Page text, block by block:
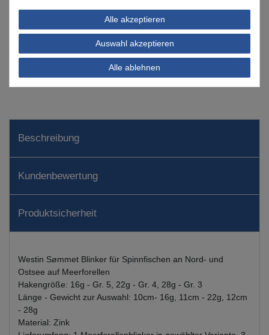
In den Warenkorb
Beschreibung
Kundenbewertung
Produktsicherheit
Westin Sømmet Blinker für Spinnfischen an Nord- und
Ostsee auf Meerforellen
Hakengröße: 16g - Gr. 5, 22g - Gr. 4, 28g - Gr. 3
Länge - Gewicht zur Auswahl: 10cm- 16g, 11cm - 22g, 12cm
- 28g
Material: Zink
Alle akzeptieren
Auswahl akzeptieren
Alle ablehnen